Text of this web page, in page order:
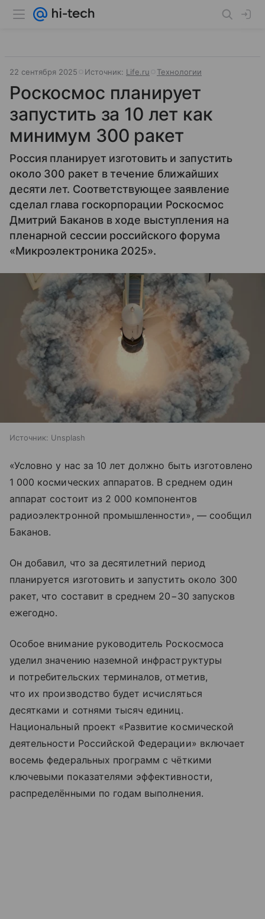
22 сентября 2025 Источник: Life.ru Технологии
Роскосмос планирует
запустить за 10 лет как
минимум 300 ракет
Россия планирует изготовить и запустить
около 300 ракет в течение ближайших
десяти лет. Соответствующее заявление
сделал глава госкорпорации Роскосмос
Дмитрий Баканов в ходе выступления на
пленарной сессии российского форума
«Микроэлектроника 2025».
Источник: Unsplash
«Условно у нас за 10 лет должно быть изготовлено
1 000 космических аппаратов. В среднем один
аппарат состоит из 2 000 компонентов
радиоэлектронной промышленности», — сообщил
Баканов.
Он добавил, что за десятилетний период
планируется изготовить и запустить около 300
ракет, что составит в среднем 20−30 запусков
ежегодно.
Особое внимание руководитель Роскосмоса
уделил значению наземной инфраструктуры
и потребительских терминалов, отметив,
что их производство будет исчисляться
десятками и сотнями тысяч единиц.
Национальный проект «Развитие космической
деятельности Российской Федерации» включает
восемь федеральных программ с чёткими
ключевыми показателями эффективности,
распределёнными по годам выполнения.